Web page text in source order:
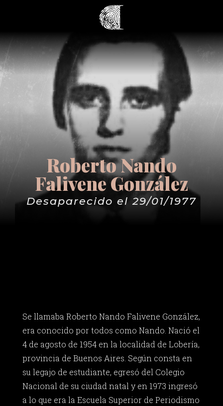
Roberto Nando
Falivene González
Desaparecido el 29/01/1977
Se llamaba Roberto Nando Falivene González,
era conocido por todos como Nando. Nació el
4 de agosto de 1954 en la localidad de Lobería,
provincia de Buenos Aires. Según consta en
su legajo de estudiante, egresó del Colegio
Nacional de su ciudad natal y en 1973 ingresó
a lo que era la Escuela Superior de Periodismo